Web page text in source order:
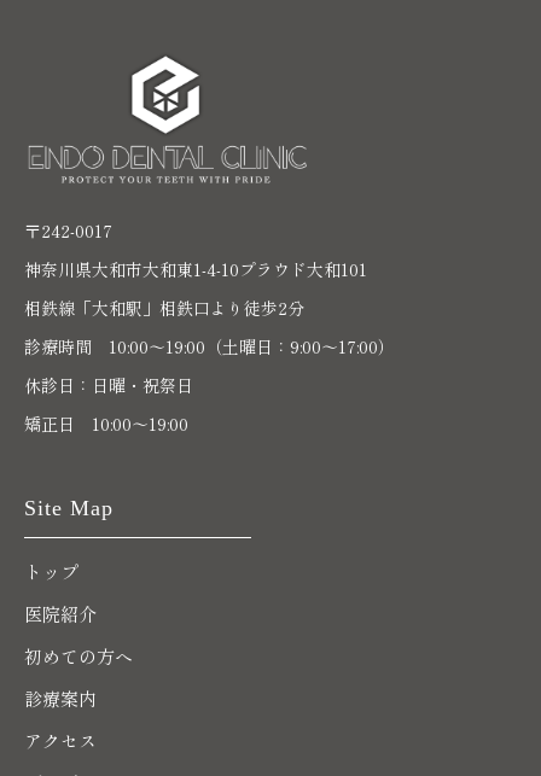
〒242-0017
神奈川県大和市大和東1-4-10プラウド大和101
相鉄線「大和駅」相鉄口より徒歩2分
診療時間 10:00〜19:00（土曜日：9:00～17:00）
休診日：日曜・祝祭日
矯正日 10:00～19:00
Site Map
トップ
医院紹介
初めての方へ
診療案内
アクセス